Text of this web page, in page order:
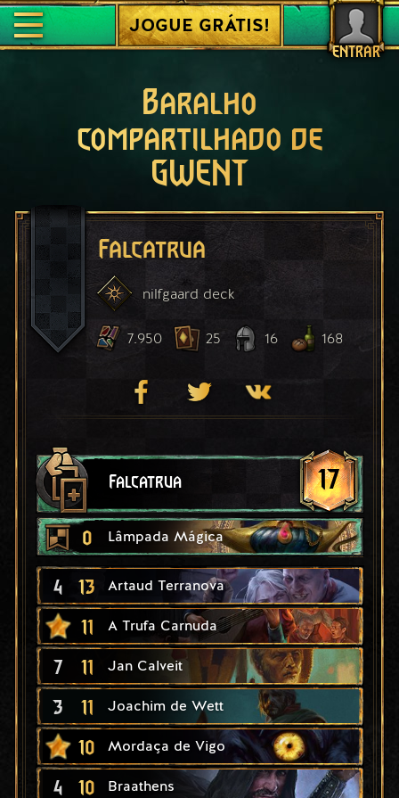
ENTRAR
JOGUE GRÁTIS!
Baralho
compartilhado de
GWENT
Falcatrua
nilfgaard deck
7.950 25 16 168
Falcatrua 17
0 Lâmpada Mágica
4 13 Artaud Terranova
11 A Trufa Carnuda
7 11 Jan Calveit
3 11 Joachim de Wett
10 Mordaça de Vigo
4 10 Braathens